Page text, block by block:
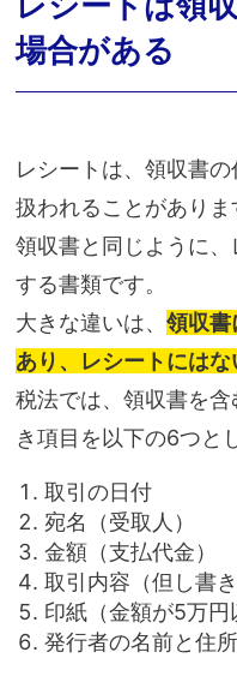
場合がある
レシートは、領収書
扱われることがありま
領収書と同じように
する書類です。
大きな違いは、 領収書
あり、レシートにはな
税法では、領収書を
き項目を以下の6つと
取引の日付
宛名（受取人）
金額（支払代金）
取引内容（但し書き
印紙（金額が5万円
発行者の名前と住所